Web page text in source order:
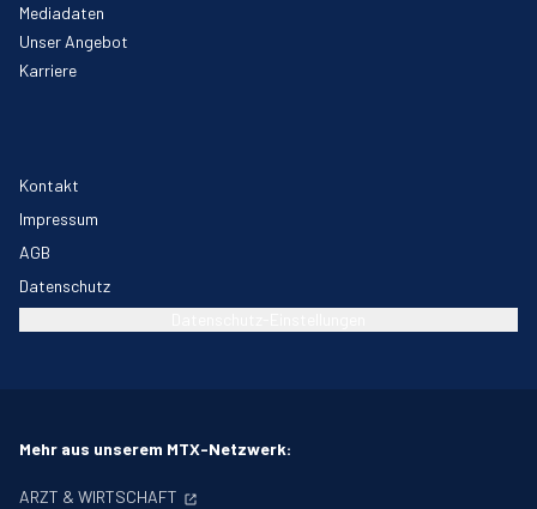
Mediadaten
Unser Angebot
Karriere
Kontakt
Impressum
AGB
Datenschutz
Mehr aus unserem MTX-Netzwerk:
ARZT & WIRTSCHAFT